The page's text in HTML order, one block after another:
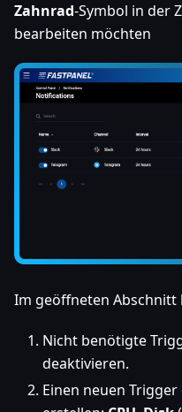
Zahnrad-Symbol in der
bearbeiten möchten
Im geöffneten Abschnitt
Nicht benötigte
deaktivieren.
Einen neuen